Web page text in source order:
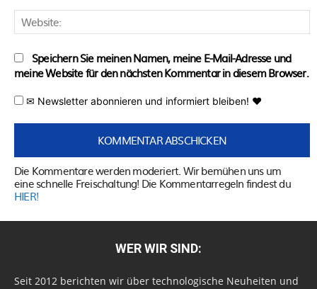
Speichern Sie meinen Namen, meine E-Mail-Adresse und
meine Website für den nächsten Kommentar in diesem Browser.
✉ Newsletter abonnieren und informiert bleiben! ♥
Die Kommentare werden moderiert. Wir bemühen uns um
eine schnelle Freischaltung! Die Kommentarregeln findest du
HIER!
WER WIR SIND:
Seit 2012 berichten wir über technologische Neuheiten und